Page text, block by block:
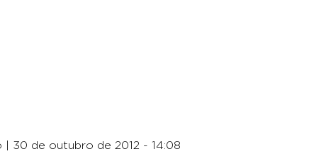
| 30 de outubro de 2012 - 14:08